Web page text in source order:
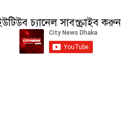
চ্যানেল সাবস্ক্রাইব করুন